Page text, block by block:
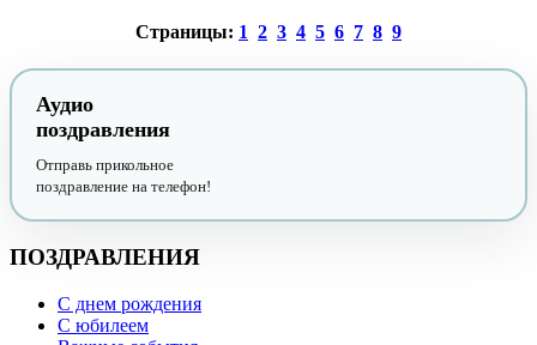
Страницы: 1 2 3 4 5 6 7 8 9
Аудио
поздравления
Отправь прикольное
поздравление на телефон!
ПОЗДРАВЛЕНИЯ
С днем рождения
С юбилеем